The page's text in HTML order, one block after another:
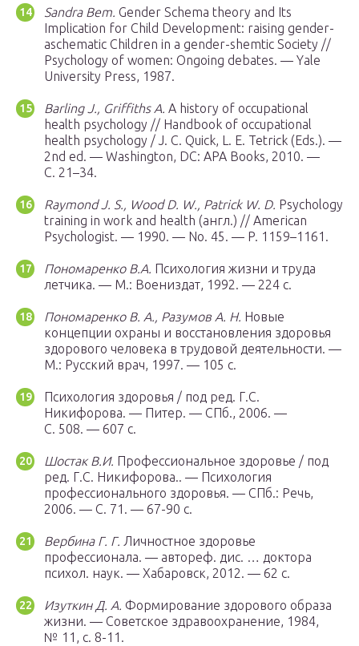
Sandra Bem. Gender Schema theory and Its
Implication for Child Development: raising gender-
aschematic Children in a gender-shemtic Society //
Psychology of women: Ongoing debates. — Yale
University Press, 1987.
Barling J., Griffiths A. A history of occupational
health psychology // Handbook of occupational
health psychology / J. C. Quick, L. E. Tetrick (Eds.). —
2nd ed. — Washington, DC: APA Books, 2010. —
С. 21–34.
Raymond J. S., Wood D. W., Patrick W. D. Psychology
training in work and health (англ.) // American
Psychologist. — 1990. — No. 45. — P. 1159–1161.
Пономаренко В.А. Психология жизни и труда
летчика. — М.: Воениздат, 1992. — 224 с.
Пономаренко В. А., Разумов А. Н. Новые
концепции охраны и восстановления здоровья
здорового человека в трудовой деятельности. —
М.: Русский врач, 1997. — 105 с.
Психология здоровья / под ред. Г.С.
Никифорова. — Питер. — СПб., 2006. —
С. 508. — 607 с.
Шостак В.И. Профессиональное здоровье / под
ред. Г.С. Никифорова.. — Психология
профессионального здоровья. — СПб.: Речь,
2006. — С. 71. — 67-90 с.
Вербина Г. Г. Личностное здоровье
профессионала. — автореф. дис. … доктора
психол. наук. — Хабаровск, 2012. — 62 с.
Изуткин Д. А. Формирование здорового образа
жизни. — Советское здравоохранение, 1984,
№ 11, с. 8-11.